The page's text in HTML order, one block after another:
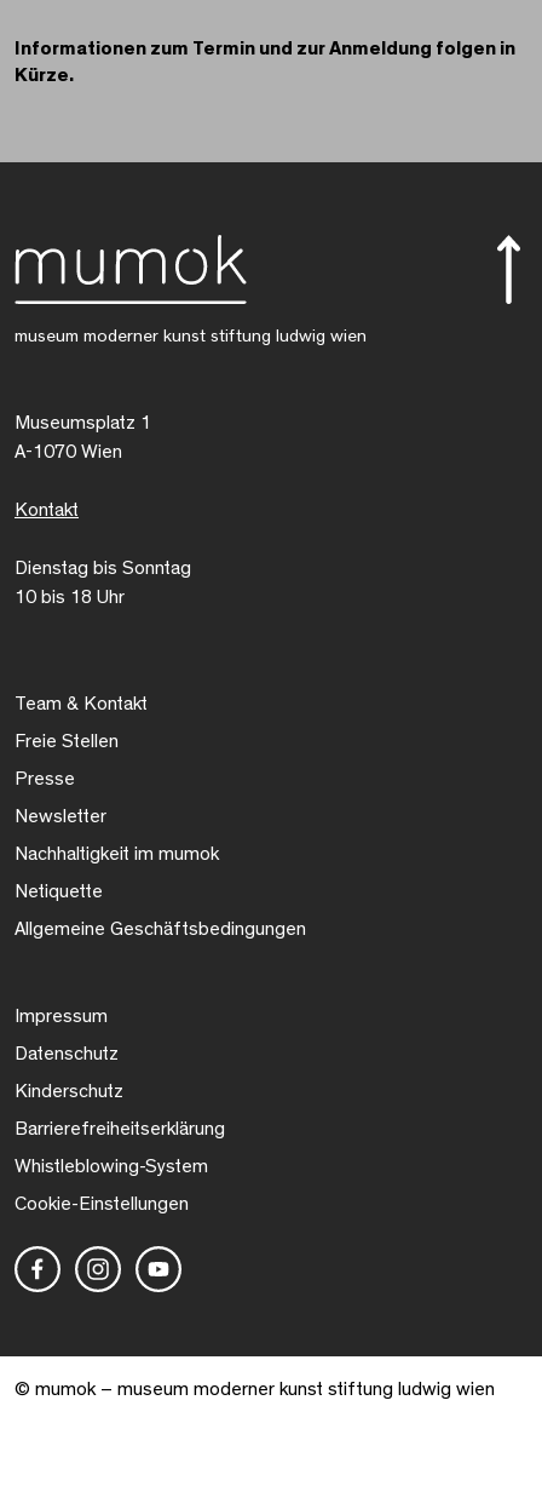
Informationen zum Termin und zur Anmeldung folgen in
Kürze.
museum moderner kunst stiftung ludwig wien
Museumsplatz 1
A-1070 Wien
Kontakt
Dienstag bis Sonntag
10 bis 18 Uhr
Team & Kontakt
Freie Stellen
Presse
Newsletter
Nachhaltigkeit im mumok
Netiquette
Allgemeine Geschäftsbedingungen
Impressum
Datenschutz
Kinderschutz
Barrierefreiheitserklärung
Whistleblowing-System
Cookie-Einstellungen
© mumok – museum moderner kunst stiftung ludwig wien